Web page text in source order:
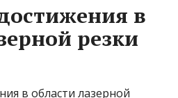
в
резки